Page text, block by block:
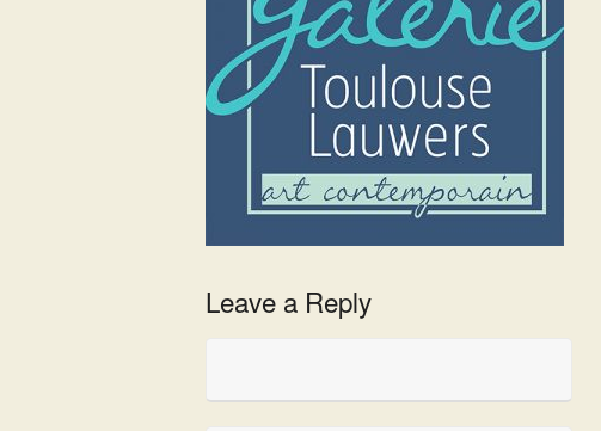
Leave a Reply